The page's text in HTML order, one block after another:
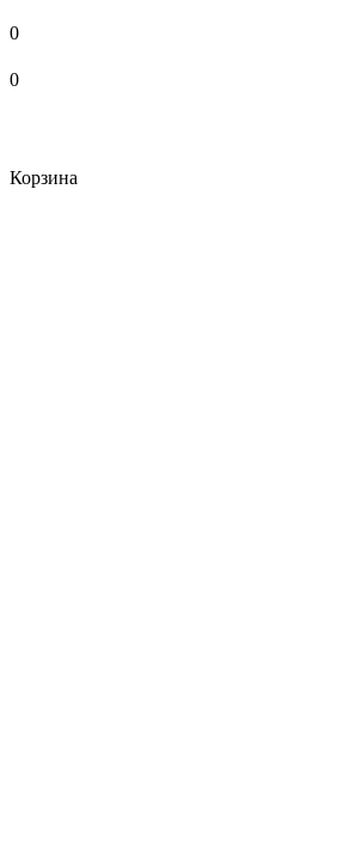
0
0
Корзина